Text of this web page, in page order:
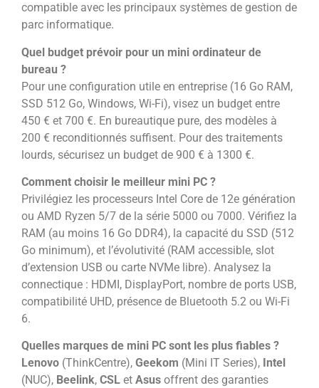
compatible avec les principaux systèmes de gestion de
parc informatique.
Quel budget prévoir pour un mini ordinateur de
bureau ?
Pour une configuration utile en entreprise (16 Go RAM,
SSD 512 Go, Windows, Wi-Fi), visez un budget entre
450 € et 700 €. En bureautique pure, des modèles à
200 € reconditionnés suffisent. Pour des traitements
lourds, sécurisez un budget de 900 € à 1300 €.
Comment choisir le meilleur mini PC ?
Privilégiez les processeurs Intel Core de 12e génération
ou AMD Ryzen 5/7 de la série 5000 ou 7000. Vérifiez la
RAM (au moins 16 Go DDR4), la capacité du SSD (512
Go minimum), et l’évolutivité (RAM accessible, slot
d’extension USB ou carte NVMe libre). Analysez la
connectique : HDMI, DisplayPort, nombre de ports USB,
compatibilité UHD, présence de Bluetooth 5.2 ou Wi-Fi
6.
Quelles marques de mini PC sont les plus fiables ?
Lenovo (ThinkCentre), Geekom (Mini IT Series), Intel
(NUC), Beelink, CSL et Asus offrent des garanties